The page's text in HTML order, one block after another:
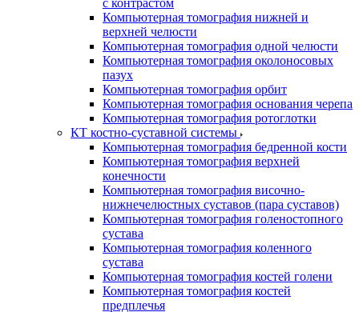
с контрастом
Компьютерная томография нижней и
верхней челюсти
Компьютерная томография одной челюсти
Компьютерная томография околоносовых
пазух
Компьютерная томография орбит
Компьютерная томография основания черепа
Компьютерная томография ротоглотки
КТ костно-суставной системы
Компьютерная томография бедренной кости
Компьютерная томография верхней
конечности
Компьютерная томография височно-
нижнечелюстных суставов (пара суставов)
Компьютерная томография голеностопного
сустава
Компьютерная томография коленного
сустава
Компьютерная томография костей голени
Компьютерная томография костей
предплечья